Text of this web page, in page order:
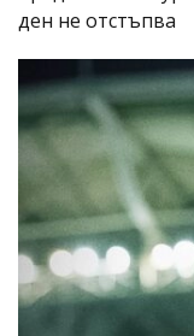
ден не отстъпва